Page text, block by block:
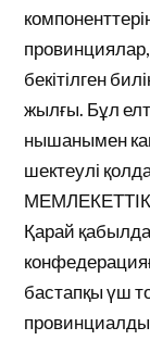
бекітілген
жылғы. Бұл
нышанымен
шектеулі
Қарай
бастапқы үш